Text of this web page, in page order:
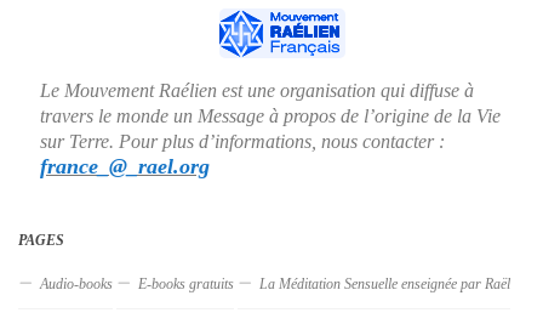
Le Mouvement Raélien est une organisation qui diffuse à
travers le monde un Message à propos de l’origine de la Vie
sur Terre. Pour plus d’informations, nous contacter :
france_@_rael.org
PAGES
Audio-books E-books gratuits La Méditation Sensuelle enseignée par Raël